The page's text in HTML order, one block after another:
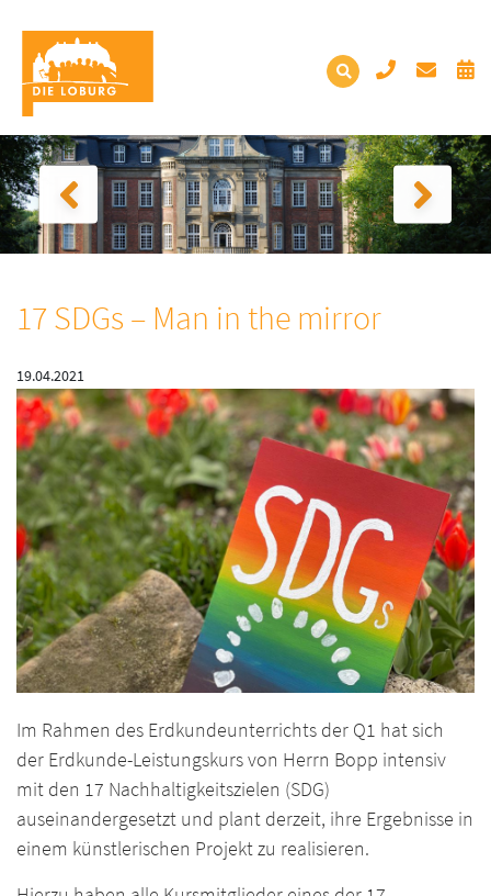
17 SDGs – Man in the mirror
19.04.2021
Im Rahmen des Erdkundeunterrichts der Q1 hat sich
der Erdkunde-Leistungskurs von Herrn Bopp intensiv
mit den 17 Nachhaltigkeitszielen (SDG)
auseinandergesetzt und plant derzeit, ihre Ergebnisse in
einem künstlerischen Projekt zu realisieren.